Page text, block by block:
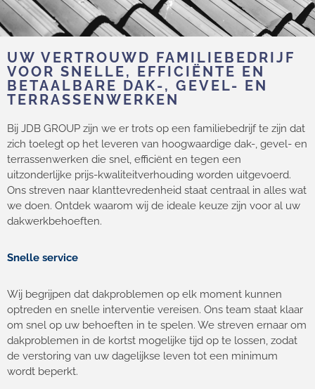
UW VERTROUWD FAMILIEBEDRIJF
VOOR SNELLE, EFFICIËNTE EN
BETAALBARE DAK-, GEVEL- EN
TERRASSENWERKEN
Bij JDB GROUP zijn we er trots op een familiebedrijf te zijn dat
zich toelegt op het leveren van hoogwaardige dak-, gevel- en
terrassenwerken die snel, efficiënt en tegen een
uitzonderlijke prijs-kwaliteitverhouding worden uitgevoerd.
Ons streven naar klanttevredenheid staat centraal in alles wat
we doen. Ontdek waarom wij de ideale keuze zijn voor al uw
dakwerkbehoeften.
Snelle service
Wij begrijpen dat dakproblemen op elk moment kunnen
optreden en snelle interventie vereisen. Ons team staat klaar
om snel op uw behoeften in te spelen. We streven ernaar om
dakproblemen in de kortst mogelijke tijd op te lossen, zodat
de verstoring van uw dagelijkse leven tot een minimum
wordt beperkt.